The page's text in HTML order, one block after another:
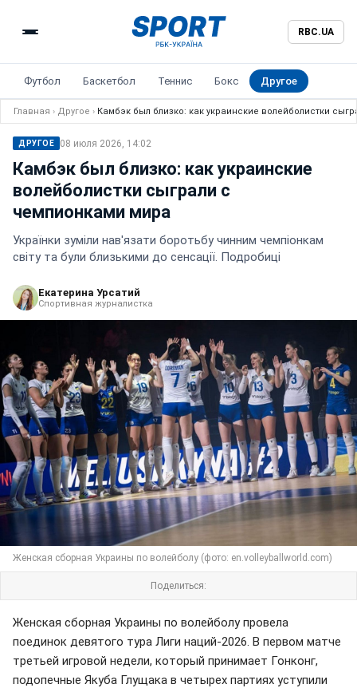
RBC.UA
Футбол Баскетбол Теннис Бокс Другое
Главная › Другое › Камбэк был близко: как украинские волейболистки
ДРУГОЕ 08 июля 2026, 14:02
Камбэк был близко: как украинские
волейболистки сыграли с
чемпионками мира
Українки зуміли нав'язати боротьбу чинним чемпіонкам
світу та були близькими до сенсації. Подробиці
Екатерина Урсатий
Спортивная журналистка
Женская сборная Украины по волейболу (фото: en.volleyballworld.com)
Поделиться:
Женская сборная Украины по волейболу провела
поединок девятого тура Лиги наций-2026. В первом матче
третьей игровой недели, который принимает Гонконг,
подопечные Якуба Глущака в четырех партиях уступили